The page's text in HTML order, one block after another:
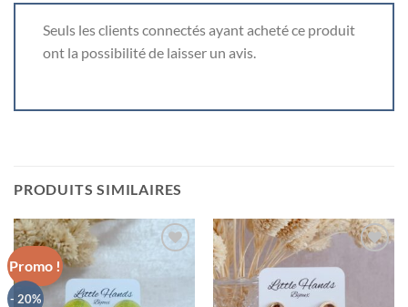
Seuls les clients connectés ayant acheté ce produit
ont la possibilité de laisser un avis.
PRODUITS SIMILAIRES
Promo !
- 20%